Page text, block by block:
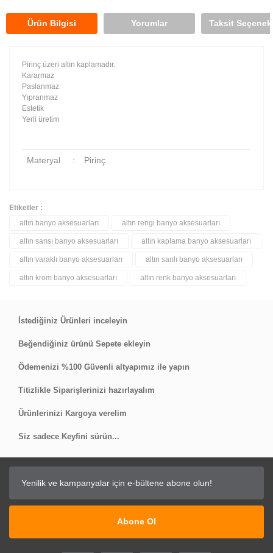
Ürün Bilgisi Yorumlar Taksit
Pirinç üzeri altın kaplamadır.
Kararmaz
Paslanmaz
Yıpranmaz
Estetik
Yerli üretim
Materyal : Pirinç
Bu ürüne ilk yorumu siz yapın!
Yorum Yaz
Etiketler :
altın banyo aksesuarları
altın rengi banyo aksesuarları
altın sarısı banyo aksesuarları altın kaplama banyo aksesuarları
altın varaklı banyo aksesuarları altın sarılı banyo aksesuarları
altın krom banyo aksesuarları altın renk banyo aksesuarları
İstediğiniz Ürünleri inceleyin
Beğendiğiniz ürünü Sepete ekleyin
Ödemenizi %100 Güvenli altyapımız ile yapın
Titizlikle Siparişlerinizi hazırlayalım
Ürünlerinizi Kargoya verelim
Siz sadece Keyfini sürün...
Abone Ol